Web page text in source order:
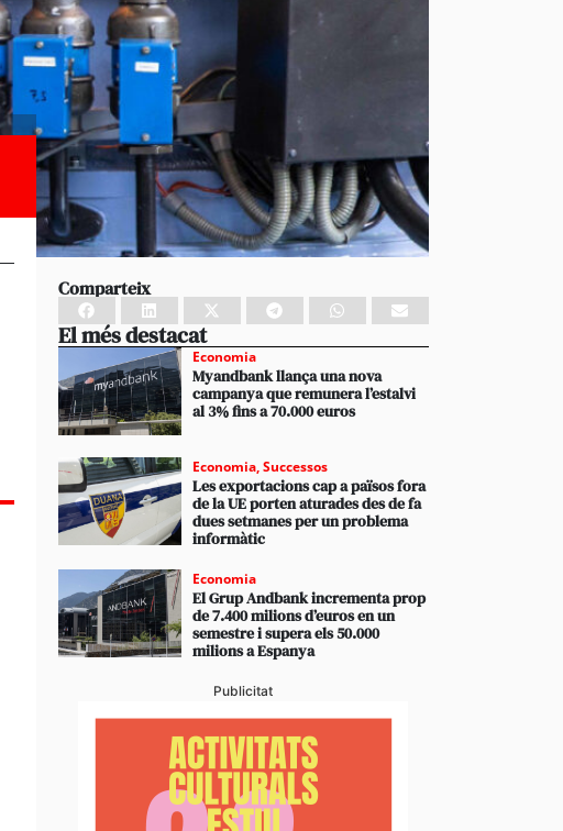
Comparteix
El més destacat
Economia
Myandbank llança una nova
campanya que remunera l’estalvi
al 3% fins a 70.000 euros
Economia,Successos
Les exportacions cap a països fora
de la UE porten aturades des de fa
dues setmanes per un problema
informàtic
Economia
El Grup Andbank incrementa prop
de 7.400 milions d’euros en un
semestre i supera els 50.000
milions a Espanya
Publicitat